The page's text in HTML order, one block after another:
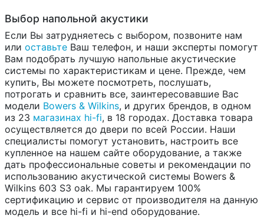
Выбор напольной акустики
Если Вы затрудняетесь с выбором, позвоните нам
или оставьте Ваш телефон, и наши эксперты помогут
Вам подобрать лучшую напольные акустические
системы по характеристикам и цене. Прежде, чем
купить, Вы можете посмотреть, послушать,
потрогать и сравнить все, заинтересовавшие Вас
модели Bowers & Wilkins, и других брендов, в одном
из 23 магазинах hi-fi, в 18 городах. Доставка товара
осуществляется до двери по всей России. Наши
специалисты помогут установить, настроить все
купленное на нашем сайте оборудование, а также
дать профессиональные советы и рекомендации по
использованию акустической системы Bowers &
Wilkins 603 S3 oak. Мы гарантируем 100%
сертификацию и сервис от производителя на данную
модель и все hi-fi и hi-end оборудование.